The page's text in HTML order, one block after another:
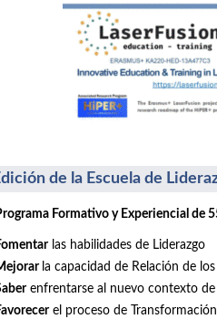
de la Escuela de
Formativo y Experiencial de
las habilidades de Liderazgo
la capacidad de Relación de
enfrentarse al nuevo contexto de
el proceso de